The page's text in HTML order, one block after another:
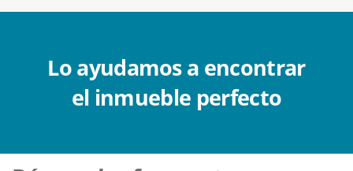
Lo ayudamos a encontrar
el inmueble perfecto